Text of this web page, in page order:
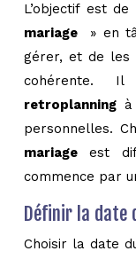
L’objectif est
mariage
» en
gérer, et de les
cohérente.
retroplanning
personnelles.
mariageest
commence par
Définir la date
Choisir la date